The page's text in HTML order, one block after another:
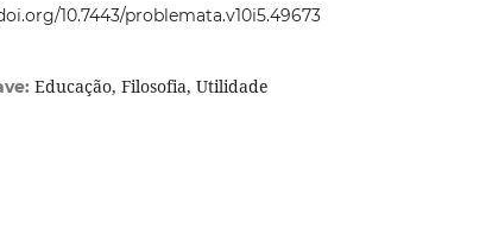
10.7443/problemata.v10i5.49673
Educação, Filosofia, Utilidade